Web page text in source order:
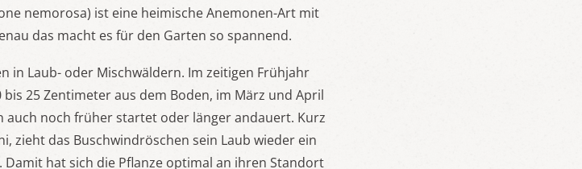
nemorosa) ist eine heimische Anemonen-Art mit
das macht es für den Garten so spannend.
in Laub- oder Mischwäldern. Im zeitigen Frühjahr
25 Zentimeter aus dem Boden, im März und April
auch noch früher startet oder länger andauert. Kurz
zieht das Buschwindröschen sein Laub wieder ein
hat sich die Pflanze optimal an ihren Standort